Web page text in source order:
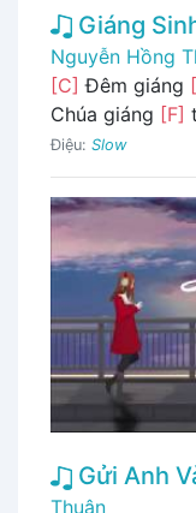
Giáng
Nguyễn Hồng
[C] Đêm giáng
Chúa giáng [F]
Điệu: Slow
Gửi Anh
Thuận